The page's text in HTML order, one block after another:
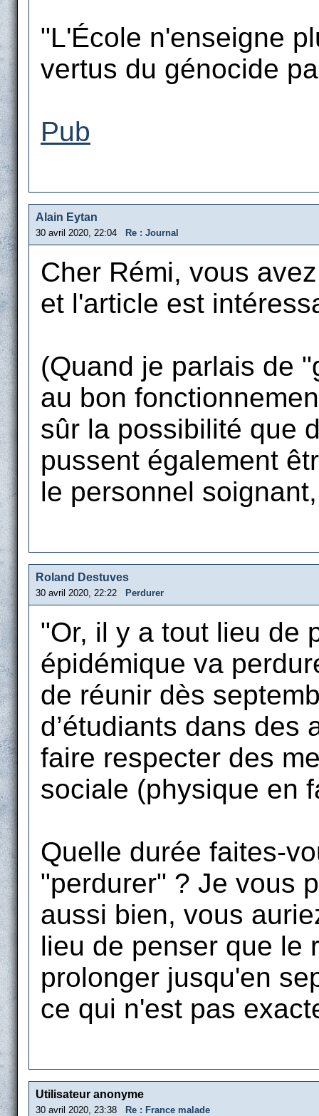
"L'École n'enseigne
vertus du génocide
Pub
Alain Eytan
30 avril 2020, 22:04 Re : Journal
Cher Rémi, vous
et l'article est
(Quand je parlais de
au bon
sûr la possibilité que
pussent également
le personnel
Roland Destuves
30 avril 2020, 22:22 Perdurer
"Or, il y a tout lieu de
épidémique va
de réunir dès
d’étudiants dans des
faire respecter des
sociale (physique en
Quelle durée faites-
"perdurer" ? Je vous
aussi bien, vous
lieu de penser que le
prolonger jusqu'en
ce qui n'est pas
Utilisateur anonyme
30 avril 2020, 23:38 Re : France malade